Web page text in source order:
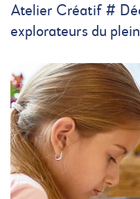
Atelier Créatif #
explorateurs du